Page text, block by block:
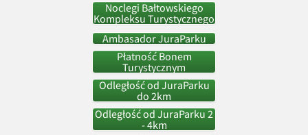
Noclegi Bałtowskiego
Kompleksu Turystycznego
Ambasador JuraParku
Płatność Bonem
Turystycznym
Odległość od JuraParku
do 2km
Odległość od JuraParku 2
- 4km